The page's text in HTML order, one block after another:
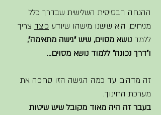
ההנחה הבסיסית השלישית שבדרך כלל
מניחים, היא שישנו מישהו שיודע כיצד צריך
ללמד נושא מסוים, שיש "גישה מתאימה",
ו"דרך נכונה" ללמוד נושא מסוים...
זה מדהים עד כמה הגישה הזו סחפה את
מערכת החינוך.
בעבר זה היה מאוד מקובל שיש שיטות